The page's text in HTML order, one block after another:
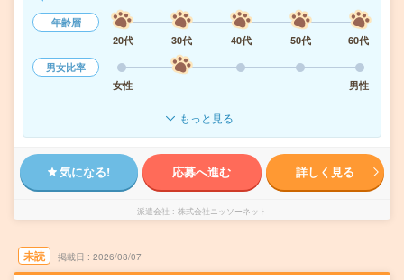
年齢層
20代
30代 40代 50代
60代
男女比率
女性
男性
もっと見る
気になる! 応募へ進む 詳しく見る
派遣会社 株式会社ニッソーネット
未読 掲載日 2026/08/07